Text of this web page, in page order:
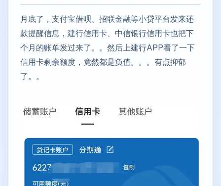
月底了，支付宝借呗、招联金融等小贷平台发来还
款提醒信息，建行信用卡、中信银行信用卡也把下
个月的账单发过来了。。然后上建行APP看了一下
信用卡剩余额度，竟然都是负值。。。有点抑郁
了。。